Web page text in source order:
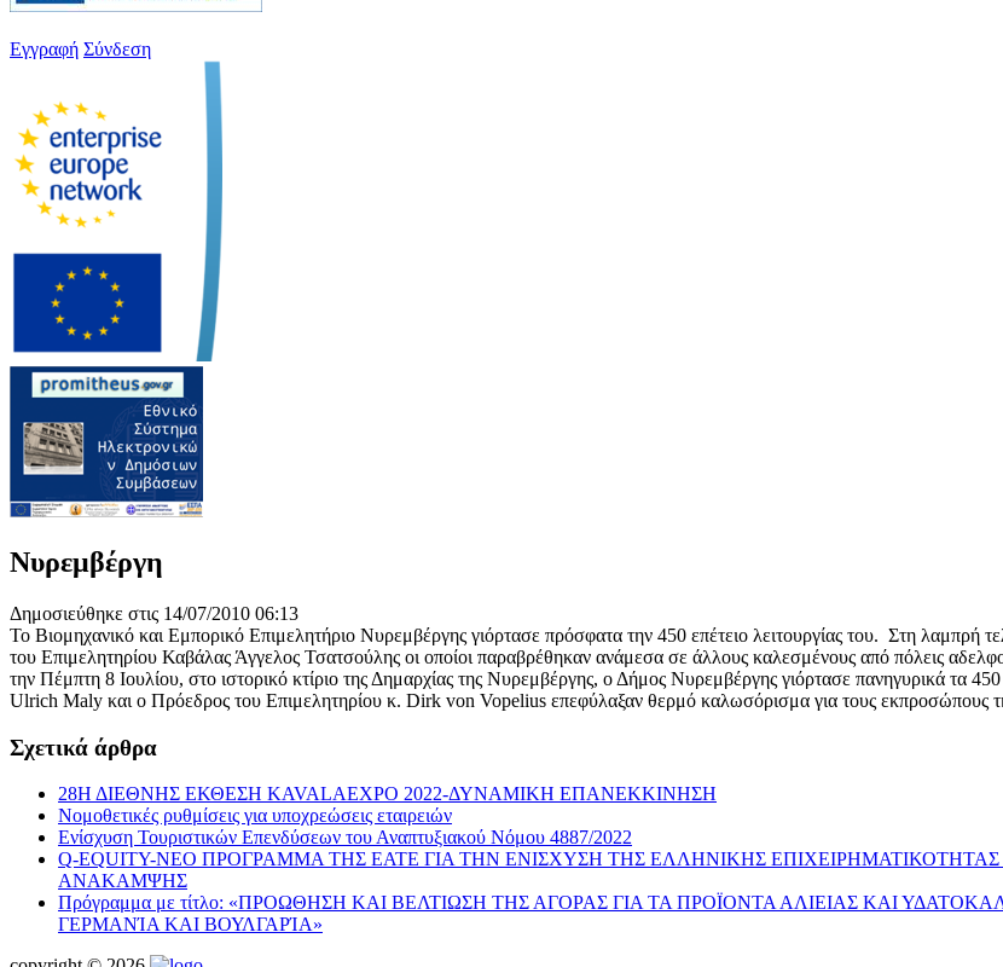
Εγγραφή Σύνδεση
Νυρεμβέργη
Δημοσιεύθηκε στις 14/07/2010 06:13
Το Βιομηχανικό και Εμπορικό Επιμελητήριο Νυρεμβέργης γιόρτασε πρόσφατα την 450 επέτειο λειτουργίας του. Στη
του Επιμελητηρίου Καβάλας Άγγελος Τσατσούλης οι οποίοι παραβρέθηκαν ανάμεσα σε άλλους καλεσμένους από πόλεις
την Πέμπτη 8 Ιουλίου, στο ιστορικό κτίριο της Δημαρχίας της Νυρεμβέργης, ο Δήμος Νυρεμβέργης γιόρτασε πανηγυρικά τα
Ulrich Maly και ο Πρόεδρος του Επιμελητηρίου κ. Dirk von Vopelius επεφύλαξαν θερμό καλωσόρισμα για τους εκπροσώπους
Σχετικά άρθρα
28Η ΔΙΕΘΝΗΣ ΕΚΘΕΣΗ KAVALAEXPO 2022-ΔΥΝΑΜΙΚΗ ΕΠΑΝΕΚΚΙΝΗΣΗ
Νομοθετικές ρυθμίσεις για υποχρεώσεις εταιρειών
Ενίσχυση Τουριστικών Επενδύσεων του Αναπτυξιακού Νόμου 4887/2022
Q-EQUITY-ΝΕΟ ΠΡΟΓΡΑΜΜΑ ΤΗΣ ΕΑΤΕ ΓΙΑ ΤΗΝ ΕΝΙΣΧΥΣΗ ΤΗΣ ΕΛΛΗΝΙΚΗΣ
ΑΝΑΚΑΜΨΗΣ
Πρόγραμμα με τίτλο: «ΠΡΟΩΘΗΣΗ ΚΑΙ ΒΕΛΤΙΩΣΗ ΤΗΣ ΑΓΟΡΑΣ ΓΙΑ ΤΑ ΠΡΟΪΟΝΤΑ ΑΛΙΕΙΑΣ ΚΑΙ
ΓΕΡΜΑΝΊΑ ΚΑΙ ΒΟΥΛΓΑΡΊΑ»